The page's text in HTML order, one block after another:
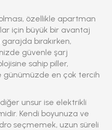
özellikle apartman
için büyük bir avantaj
garajda bırakırken,
güvenle şarj
sahip piller,
günümüzde en çok tercih
unsur ise elektrikli
Kendi boyunuza ve
seçmemek, uzun süreli